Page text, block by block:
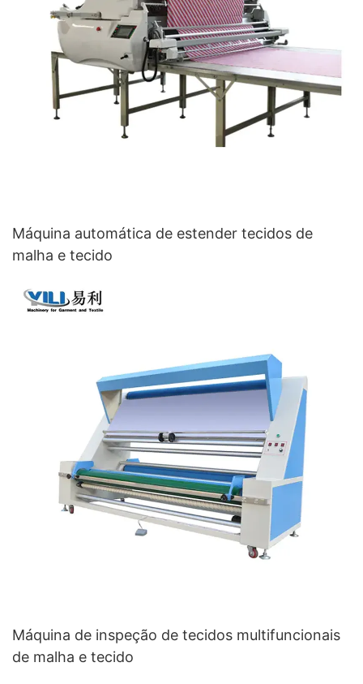
Máquina automática de estender tecidos de
malha e tecido
Máquina de inspeção de tecidos multifuncionais
de malha e tecido